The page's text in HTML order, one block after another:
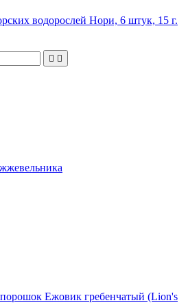
водорослей Нори, 6 штук, 15 г.
 
Ежовик гребенчатый (Lion's